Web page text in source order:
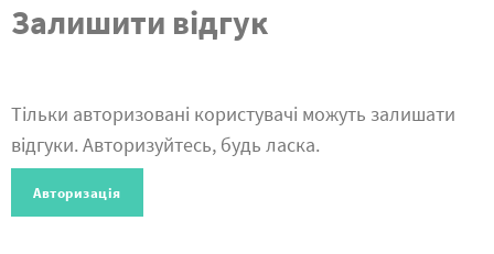
Залишити відгук
Тільки авторизовані користувачі можуть залишати
відгуки. Авторизуйтесь, будь ласка.
Авторизація